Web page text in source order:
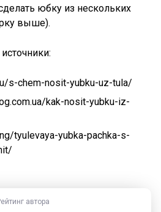
юбку из нескольких
выше).
s-chem-nosit-yubku-uz-tula/
kak-nosit-yubku-iz-
tyulevaya-yubka-pachka-s-
автора